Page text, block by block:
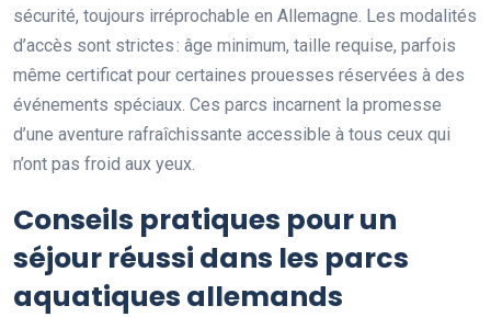
sécurité, toujours irréprochable en Allemagne. Les modalités
d’accès sont strictes : âge minimum, taille requise, parfois
même certificat pour certaines prouesses réservées à des
événements spéciaux. Ces parcs incarnent la promesse
d’une aventure rafraîchissante accessible à tous ceux qui
n’ont pas froid aux yeux.
Conseils pratiques pour un
séjour réussi dans les parcs
aquatiques allemands